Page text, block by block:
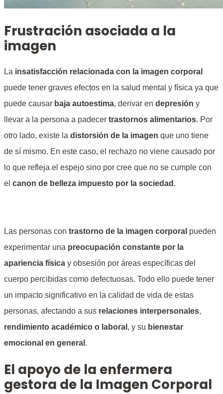
Frustración asociada a la
imagen
La insatisfacción relacionada con la imagen corporal
puede tener graves efectos en la salud mental y física ya que
puede causar baja autoestima, derivar en depresión y
llevar a la persona a padecer trastornos alimentarios. Por
otro lado, existe la distorsión de la imagen que uno tiene
de sí mismo. En este caso, el rechazo no viene causado por
lo que refleja el espejo sino por cree que no se cumple con
el canon de belleza impuesto por la sociedad .
Las personas con trastorno de la imagen corporal pueden
experimentar una preocupación constante por la
apariencia física y obsesión por áreas específicas del
cuerpo percibidas como defectuosas. Todo ello puede tener
un impacto significativo en la calidad de vida de estas
personas, afectando a sus relaciones interpersonales,
rendimiento académico o laboral , y su bienestar
emocional en general .
El apoyo de la enfermera
gestora de la Imagen Corporal